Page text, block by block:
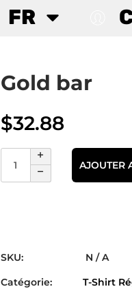
FR
Gold bar
$32.88
AJOUTER
SKU:
N / A
Catégorie:
T-Shirt